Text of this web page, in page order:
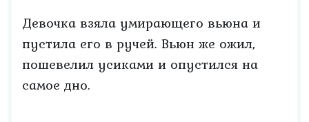
Девочка взяла умирающего вьюна и
пустила его в ручей. Вьюн же ожил,
пошевелил усиками и опустился на
самое дно.